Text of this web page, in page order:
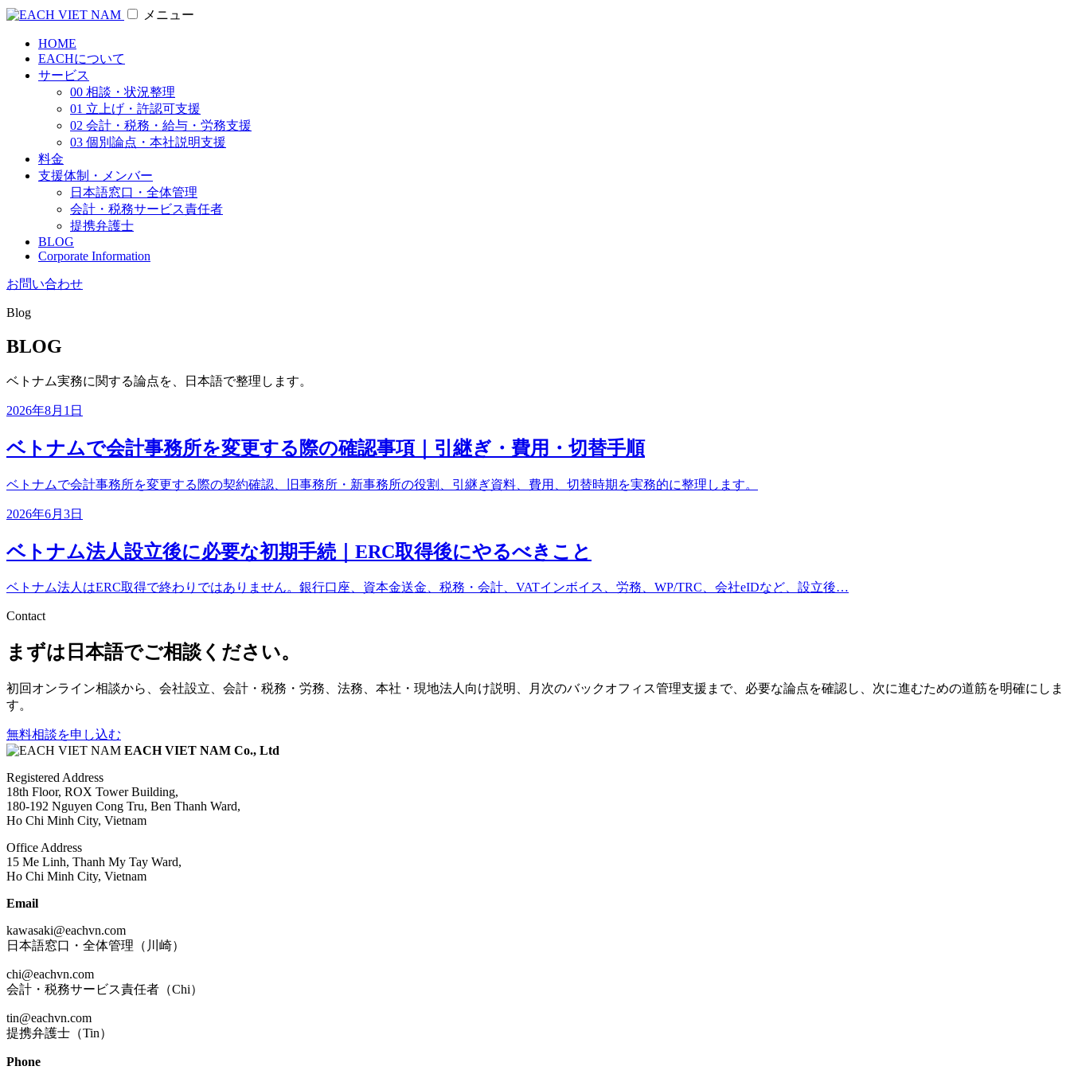
メニュー
HOME
EACHについて
サービス
00 相談・状況整理
01 立上げ・許認可支援
02 会計・税務・給与・労務支援
03 個別論点・本社説明支援
料金
支援体制・メンバー
日本語窓口・全体管理
会計・税務サービス責任者
提携弁護士
BLOG
Corporate Information
お問い合わせ
Blog
BLOG
ベトナム実務に関する論点を、日本語で整理します。
2026年8月1日
ベトナムで会計事務所を変更する際の確認事項｜引継ぎ・費用・切替手順
ベトナムで会計事務所を変更する際の契約確認、旧事務所・新事務所の役割、引継ぎ資料、費用、切替時期を実務的に整理します。
2026年6月3日
ベトナム法人設立後に必要な初期手続｜ERC取得後にやるべきこと
ベトナム法人はERC取得で終わりではありません。銀行口座、資本金送金、税務・会計、VATインボイス、労務、WP/TRC、会社eIDなど、設立後…
Contact
まずは日本語でご相談ください。
初回オンライン相談から、会社設立、会計・税務・労務、法務、本社・現地法人向け説明、月次のバックオフィス管理支援まで、必要な論点を確認し、次に進むための道筋を明確にしま
す。
無料相談を申し込む
EACH VIET NAM Co., Ltd
Registered Address
18th Floor, ROX Tower Building,
180-192 Nguyen Cong Tru, Ben Thanh Ward,
Ho Chi Minh City, Vietnam
Office Address
15 Me Linh, Thanh My Tay Ward,
Ho Chi Minh City, Vietnam
Email
kawasaki@eachvn.com
日本語窓口・全体管理（川崎）
chi@eachvn.com
会計・税務サービス責任者（Chi）
tin@eachvn.com
提携弁護士（Tin）
Phone